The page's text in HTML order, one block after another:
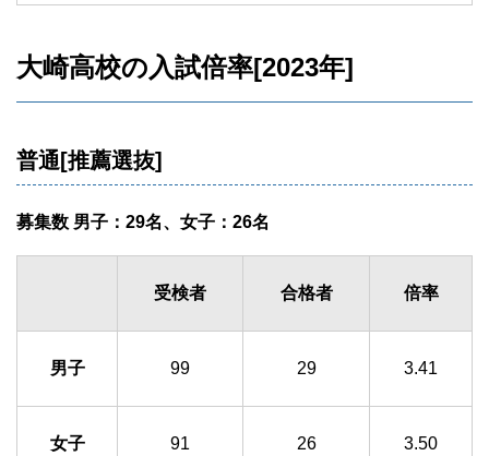
大崎高校の入試倍率[2023年]
普通[推薦選抜]
募集数 男子：29名、女子：26名
受検者 合格者 倍率
男子 99 29 3.41
女子 91 26 3.50